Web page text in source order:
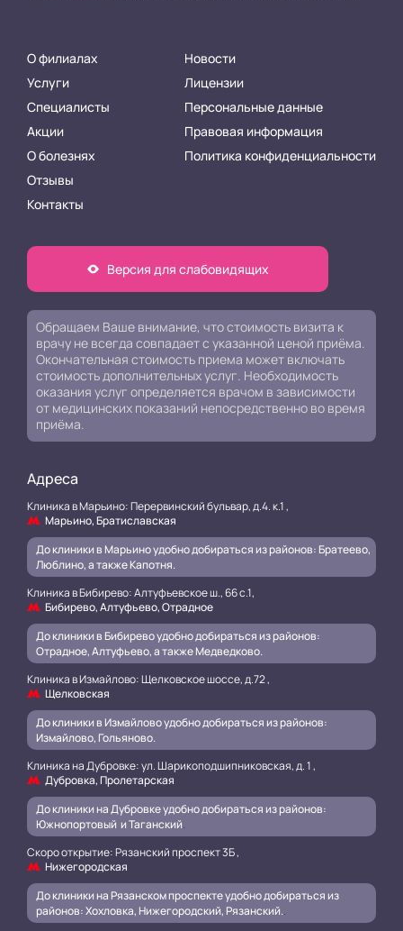
О филиалах
Услуги
Специалисты
Акции
О болезнях
Отзывы
Контакты
Новости
Лицензии
Персональные данные
Правовая информация
Политика конфиденциальности
Версия для слабовидящих
Обращаем Ваше внимание, что стоимость визита к
врачу не всегда совпадает с указанной ценой приёма.
Окончательная стоимость приема может включать
стоимость дополнительных услуг. Необходимость
оказания услуг определяется врачом в зависимости
от медицинских показаний непосредственно во время
приёма.
Адреса
Клиника в Марьино: Перервинский бульвар, д.4. к.1 ,
Марьино, Братиславская
До клиники в Марьино удобно добираться из районов: Братеево,
Люблино, а также Капотня.
Клиника в Бибирево: Алтуфьевское ш., 66 с.1,
Бибирево, Алтуфьево, Отрадное
До клиники в Бибирево удобно добираться из районов:
Отрадное, Алтуфьево, а также Медведково.
Клиника в Измайлово: Щелковское шоссе, д.72 ,
Щелковская
До клиники в Измайлово удобно добираться из районов:
Измайлово, Гольяново.
Клиника на Дубровке: ул. Шарикоподшипниковская, д. 1 ,
Дубровка, Пролетарская
До клиники на Дубровке удобно добираться из районов:
Южнопортовый и Таганский.
Скоро открытие: Рязанский проспект 3Б ,
Нижегородская
До клиники на Рязанском проспекте удобно добираться из
районов: Хохловка, Нижегородский, Рязанский..